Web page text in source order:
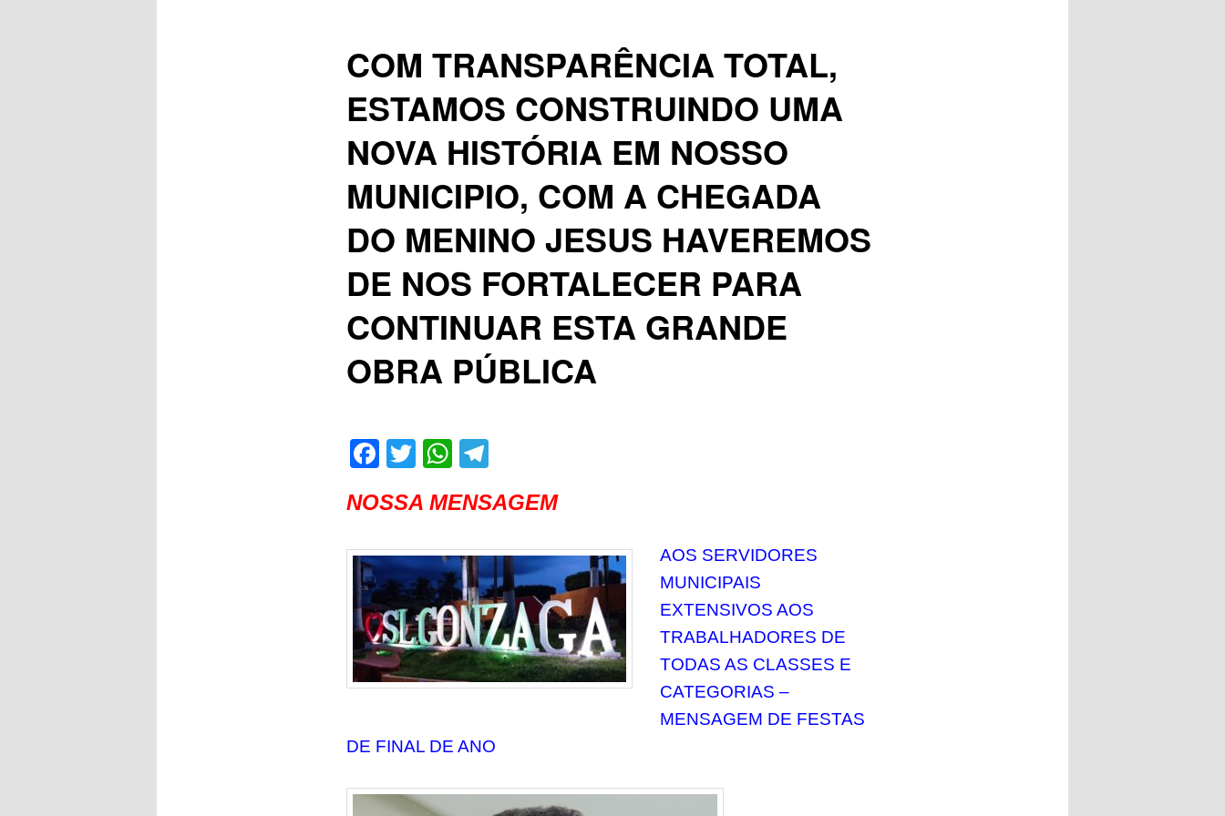
COM TRANSPARÊNCIA TOTAL,
ESTAMOS CONSTRUINDO UMA
NOVA HISTÓRIA EM NOSSO
MUNICIPIO, COM A CHEGADA
DO MENINO JESUS HAVEREMOS
DE NOS FORTALECER PARA
CONTINUAR ESTA GRANDE
OBRA PÚBLICA
Facebook
TwitterWhatsApp
Telegram
NOSSA MENSAGEM
AOS SERVIDORES
MUNICIPAIS
EXTENSIVOS AOS
TRABALHADORES DE
TODAS AS CLASSES E
CATEGORIAS –
MENSAGEM DE FESTAS
DE FINAL DE ANO